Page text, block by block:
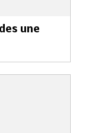
une